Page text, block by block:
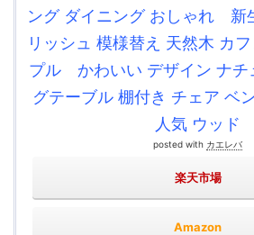
ング ダイニング おしゃれ 新
リッシュ 模様替え 天然木 カ
プル かわいい デザイン ナチ
グテーブル 棚付き チェア ベ
人気 ウッド
posted with カエレバ
楽天市場
Amazon